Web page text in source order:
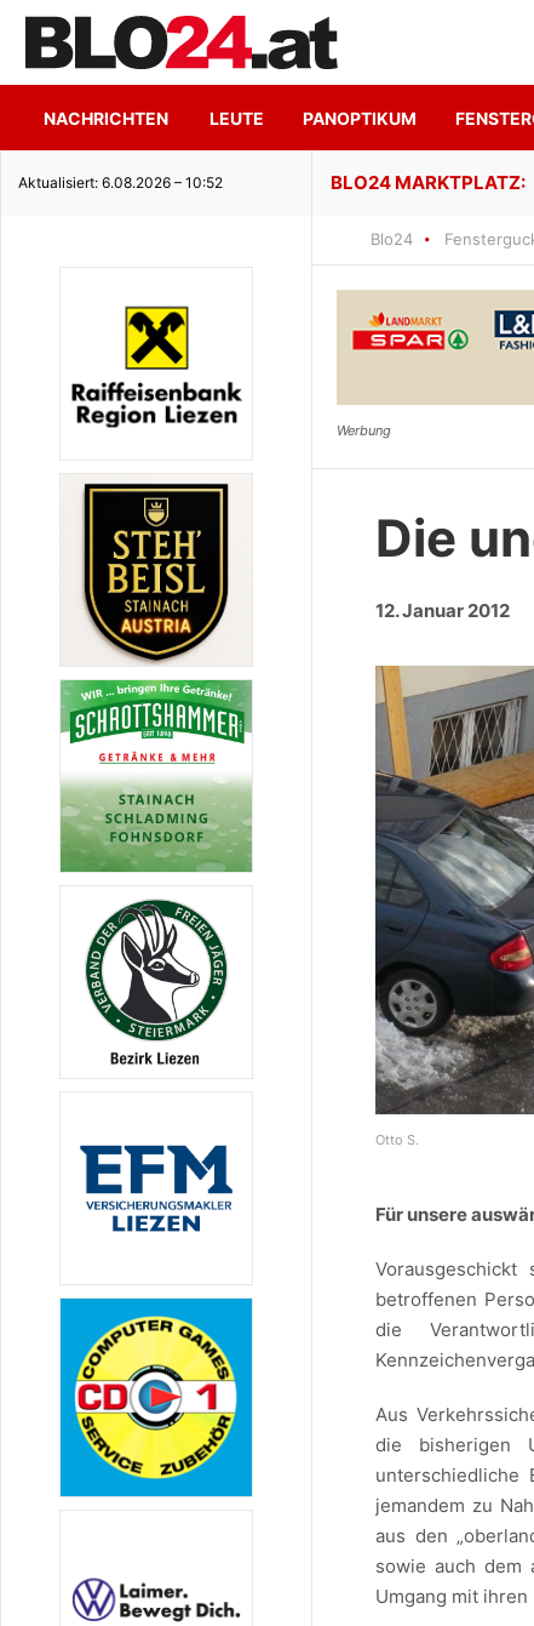
NACHRICHTEN LEUTE PANOPTIKUM
Aktualisiert: 6.08.2026 – 10:52
Seeidylle
Blo24
Die
12. Januar 2012
Otto S.
Für unsere
betroffenen
die
Aus
die bisherigen
unterschiedliche
jemandem zu
aus den
sowie auch dem
Umgang mit